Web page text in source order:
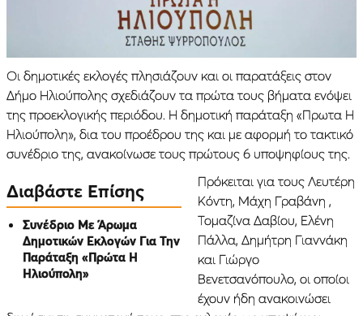
Οι δημοτικές εκλογές πλησιάζουν και οι παρατάξεις στον
Δήμο Ηλιούπολης σχεδιάζουν τα πρώτα τους βήματα ενόψει
της προεκλογικής περιόδου. Η δημοτική παράταξη «Πρωτα Η
Ηλιούπολη», δια του προέδρου της και με αφορμή το τακτικό
συνέδριο της, ανακοίνωσε τους πρώτους 6 υποψηφίους της.
Διαβάστε Επίσης
Συνέδριο Με Άρωμα
Δημοτικών Εκλογών Για Την
Παράταξη «Πρώτα Η
Ηλιούπολη»
Πρόκειται για τους Λευτέρη
Κόντη, Μάχη Γραβάνη ,
Τομαζίνα Δαβίου, Ελένη
Πάλλα, Δημήτρη Γιαννάκη
και Γιώργο
Βενετσανόπουλο, οι οποίοι
έχουν ήδη ανακοινώσει